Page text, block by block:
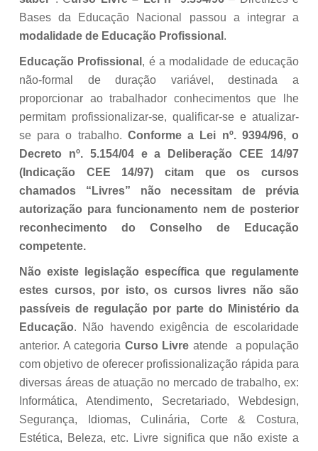
Bases da Educação Nacional passou a integrar a
modalidade de Educação Profissional .
Educação Profissional , é a modalidade de educação
não-formal de duração variável, destinada a
proporcionar ao trabalhador conhecimentos que lhe
permitam profissionalizar-se, qualificar-se e atualizar-
se para o trabalho. Conforme a Lei nº. 9394/96, o
Decreto nº. 5.154/04 e a Deliberação CEE 14/97
(Indicação CEE 14/97) citam que os cursos
chamados “Livres” não necessitam de prévia
autorização para funcionamento nem de posterior
reconhecimento do Conselho de Educação
competente.
Não existe legislação específica que regulamente
estes cursos, por isto, os cursos livres não são
passíveis de regulação por parte do Ministério da
Educação. Não havendo exigência de escolaridade
anterior. A categoria Curso Livre atende a população
com objetivo de oferecer profissionalização rápida para
diversas áreas de atuação no mercado de trabalho, ex:
Informática, Atendimento, Secretariado, Webdesign,
Segurança, Idiomas, Culinária, Corte & Costura,
Estética, Beleza, etc. Livre significa que não existe a